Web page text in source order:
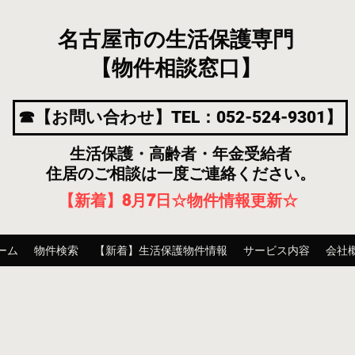
名古屋市の生活保護専門
【物件相談窓口】
☎【お問い合わせ】TEL：052-524-9301】
生活保護・高齢者・年金受給者
住居のご相談は一度ご連絡ください。
【新着】8月7日 ☆物件情報更新☆
ム 物件検索 【新着】生活保護物件情報 サービス内容 会社